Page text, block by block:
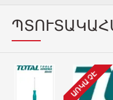
ԱՌԿԱ ՉԷ